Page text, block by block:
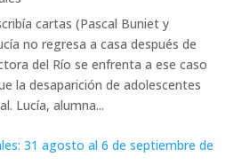
cartas (Pascal Buniet y
no regresa a casa después de
del Río se enfrenta a ese caso
la desaparición de adolescentes
Lucía, alumna...